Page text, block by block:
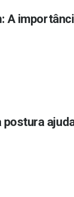
A
postura